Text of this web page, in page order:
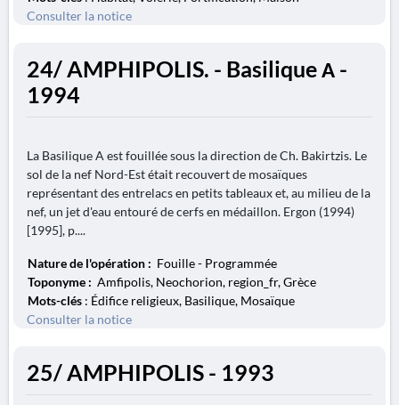
Consulter la notice
24/ AMPHIPOLIS. - Basilique Α -
1994
La Basilique A est fouillée sous la direction de Ch. Bakirtzis. Le
sol de la nef Nord-Est était recouvert de mosaïques
représentant des entrelacs en petits tableaux et, au milieu de la
nef, un jet d'eau entouré de cerfs en médaillon. Ergon (1994)
[1995], p....
Nature de l'opération : Fouille - Programmée
Toponyme : Amfipolis, Neochorion, region_fr, Grèce
Mots-clés : Édifice religieux, Basilique, Mosaïque
Consulter la notice
25/ AMPHIPOLIS - 1993